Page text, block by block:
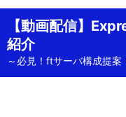
ゲ
シ
ョ
ト
内
の
【動画配信】
紹介
～必見！ftサーバ構成提案